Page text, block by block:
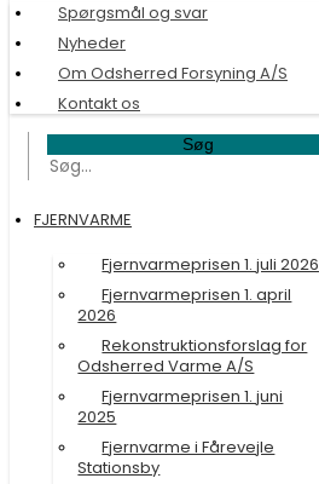
Spørgsmål og svar
Nyheder
Om Odsherred Forsyning A/S
Kontakt os
Søg
FJERNVARME
Fjernvarmeprisen 1. juli 2026
Fjernvarmeprisen 1. april
2026
Rekonstruktionsforslag for
Odsherred Varme A/S
Fjernvarmeprisen 1. juni
2025
Fjernvarme i Fårevejle
Stationsby